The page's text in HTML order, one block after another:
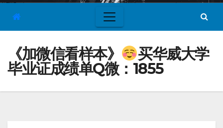
《加微信看样本》
买华威大学
毕业证成绩单Q微：1855